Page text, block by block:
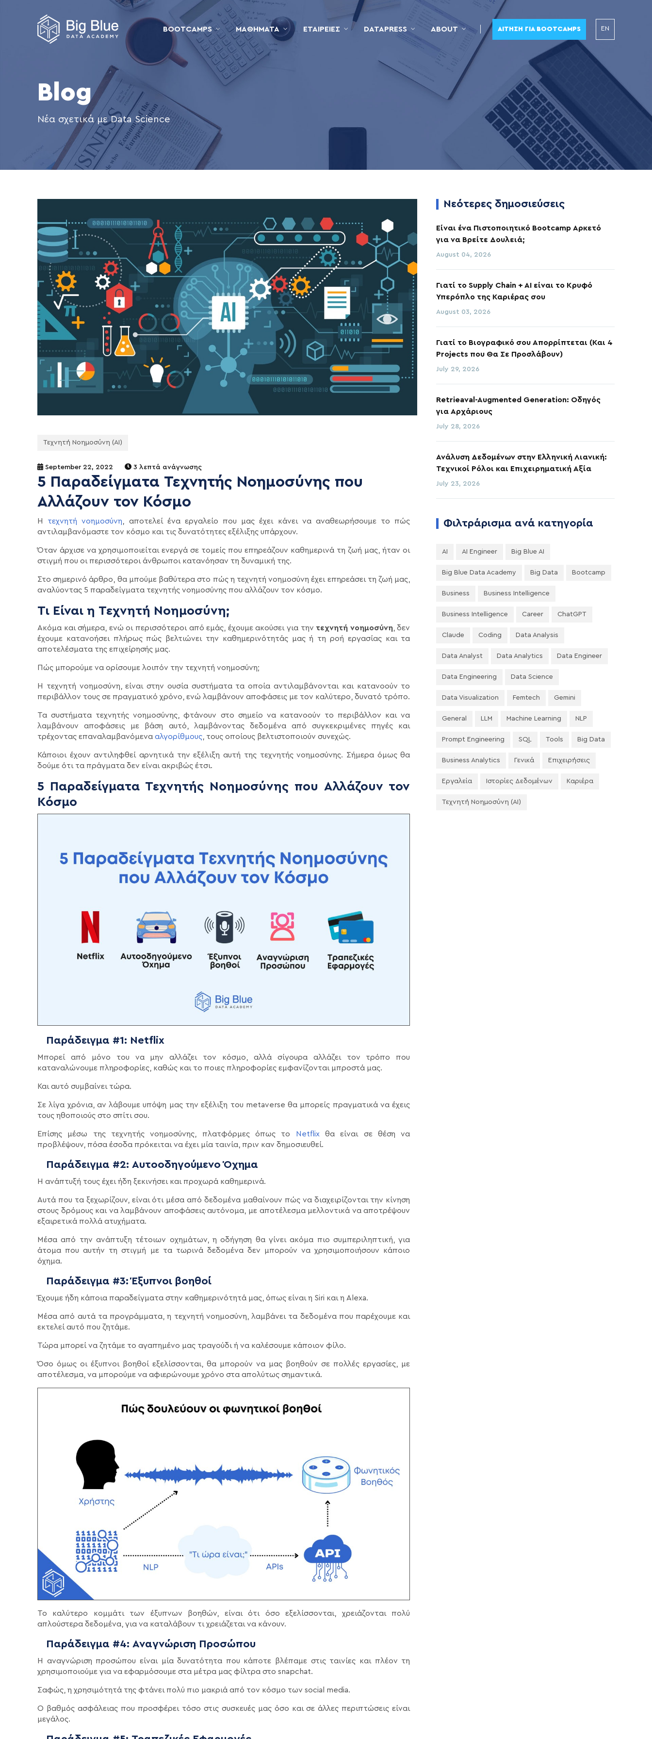
BOOTCAMPS ΜΑΘΉΜΑΤΑ ΕΤΑΙΡΕΊΕΣ DATAPRESS ABOUT ΑΊΤΗΣΗ ΓΙΑ BOOTCAMPS EN
Blog
Νέα σχετικά με Data Science
Τεχνητή Νοημοσύνη (AI)
September 22, 2022 3 λεπτά ανάγνωσης
5 Παραδείγματα Τεχνητής Νοημοσύνης που
Αλλάζουν τον Κόσμο
Η τεχνητή νοημοσύνη , αποτελεί ένα εργαλείο που μας έχει κάνει να αναθεωρήσουμε το πώς
αντιλαμβανόμαστε τον κόσμο και τις δυνατότητες εξέλιξης υπάρχουν.
Όταν άρχισε να χρησιμοποιείται ενεργά σε τομείς που επηρεάζουν καθημερινά τη ζωή μας, ήταν οι
στιγμή που οι περισσότεροι άνθρωποι κατανόησαν τη δυναμική της.
Στο σημερινό άρθρο, θα μπούμε βαθύτερα στο πώς η τεχνητή νοημοσύνη έχει επηρεάσει τη ζωή μας,
αναλύοντας 5 παραδείγματα τεχνητής νοημοσύνης που αλλάζουν τον κόσμο.
Τι Είναι η Τεχνητή Νοημοσύνη;
Ακόμα και σήμερα, ενώ οι περισσότεροι από εμάς, έχουμε ακούσει για την τεχνητή νοημοσύνη, δεν
έχουμε κατανοήσει πλήρως πώς βελτιώνει την καθημερινότητάς μας ή τη ροή εργασίας και τα
αποτελέσματα της επιχείρησής μας.
Πώς μπορούμε να ορίσουμε λοιπόν την τεχνητή νοημοσύνη;
Η τεχνητή νοημοσύνη, είναι στην ουσία συστήματα τα οποία αντιλαμβάνονται και κατανοούν το
περιβάλλον τους σε πραγματικό χρόνο, ενώ λαμβάνουν αποφάσεις με τον καλύτερο, δυνατό τρόπο.
Τα συστήματα τεχνητής νοημοσύνης, φτάνουν στο σημείο να κατανοούν το περιβάλλον και να
λαμβάνουν αποφάσεις με βάση αυτό, λαμβάνοντας δεδομένα από συγκεκριμένες πηγές και
τρέχοντας επαναλαμβανόμενα αλγορίθμους , τους οποίους βελτιστοποιούν συνεχώς.
Κάποιοι έχουν αντιληφθεί αρνητικά την εξέλιξη αυτή της τεχνητής νοημοσύνης. Σήμερα όμως θα
δούμε ότι τα πράγματα δεν είναι ακριβώς έτσι.
5 Παραδείγματα Τεχνητής Νοημοσύνης που Αλλάζουν τον
Κόσμο
Παράδειγμα #1: Netflix
Μπορεί από μόνο του να μην αλλάζει τον κόσμο, αλλά σίγουρα αλλάζει τον τρόπο που
καταναλώνουμε πληροφορίες, καθώς και το ποιες πληροφορίες εμφανίζονται μπροστά μας.
Και αυτό συμβαίνει τώρα.
Σε λίγα χρόνια, αν λάβουμε υπόψη μας την εξέλιξη του metaverse θα μπορείς πραγματικά να έχεις
τους ηθοποιούς στο σπίτι σου.
Επίσης μέσω της τεχνητής νοημοσύνης, πλατφόρμες όπως το Netflixθα είναι σε θέση να
προβλέψουν, πόσα έσοδα πρόκειται να έχει μία ταινία, πριν καν δημοσιευθεί.
Παράδειγμα #2: Αυτοοδηγούμενο Όχημα
Η ανάπτυξή τους έχει ήδη ξεκινήσει και προχωρά καθημερινά.
Αυτά που τα ξεχωρίζουν, είναι ότι μέσα από δεδομένα μαθαίνουν πώς να διαχειρίζονται την κίνηση
στους δρόμους και να λαμβάνουν αποφάσεις αυτόνομα, με αποτέλεσμα μελλοντικά να αποτρέψουν
εξαιρετικά πολλά ατυχήματα.
Μέσα από την ανάπτυξη τέτοιων οχημάτων, η οδήγηση θα γίνει ακόμα πιο συμπεριληπτική, για
άτομα που αυτήν τη στιγμή με τα τωρινά δεδομένα δεν μπορούν να χρησιμοποιήσουν κάποιο
όχημα.
Παράδειγμα #3: Έξυπνοι βοηθοί
Έχουμε ήδη κάποια παραδείγματα στην καθημερινότητά μας, όπως είναι η Siri και η Alexa.
Μέσα από αυτά τα προγράμματα, η τεχνητή νοημοσύνη, λαμβάνει τα δεδομένα που παρέχουμε και
εκτελεί αυτό που ζητάμε.
Τώρα μπορεί να ζητάμε το αγαπημένο μας τραγούδι ή να καλέσουμε κάποιον φίλο.
Όσο όμως οι έξυπνοι βοηθοί εξελίσσονται, θα μπορούν να μας βοηθούν σε πολλές εργασίες, με
αποτέλεσμα, να μπορούμε να αφιερώνουμε χρόνο στα απολύτως σημαντικά.
Το καλύτερο κομμάτι των έξυπνων βοηθών, είναι ότι όσο εξελίσσονται, χρειάζονται πολύ
απλούστερα δεδομένα, για να καταλάβουν τι χρειάζεται να κάνουν.
Παράδειγμα #4: Αναγνώριση Προσώπου
Η αναγνώριση προσώπου είναι μία δυνατότητα που κάποτε βλέπαμε στις ταινίες και πλέον τη
χρησιμοποιούμε για να εφαρμόσουμε στα μέτρα μας φίλτρα στο snapchat.
Σαφώς, η χρησιμότητά της φτάνει πολύ πιο μακριά από τον κόσμο των social media.
Ο βαθμός ασφάλειας που προσφέρει τόσο στις συσκευές μας όσο και σε άλλες περιπτώσεις είναι
μεγάλος.
Νεότερες δημοσιεύσεις
Είναι ένα Πιστοποιητικό Bootcamp Αρκετό
για να Βρείτε Δουλειά;
August 04, 2026
Γιατί το Supply Chain + AI είναι το Κρυφό
Υπερόπλο της Καριέρας σου
August 03, 2026
Γιατί το Βιογραφικό σου Απορρίπτεται (Και 4
Projects που Θα Σε Προσλάβουν)
July 29, 2026
Retrieaval-Augmented Generation: Οδηγός
για Αρχάριους
July 28, 2026
Ανάλυση Δεδομένων στην Ελληνική Λιανική:
Τεχνικοί Ρόλοι και Επιχειρηματική Αξία
July 23, 2026
Φιλτράρισμα ανά κατηγορία
AI AI Engineer Big Blue AI
Big Blue Data Academy Big Data Bootcamp
Business Business Intelligence
Business Intelligence Career ChatGPT
Claude Coding Data Analysis
Data Analyst Data Analytics Data Engineer
Data Engineering Data Science
Data Visualization Femtech Gemini
General LLM Machine Learning NLP
Prompt Engineering SQL Tools Big Data
Business Analytics Γενικά Επιχειρήσεις
Εργαλεία Ιστορίες Δεδομένων Καριέρα
Τεχνητή Νοημοσύνη (AI)